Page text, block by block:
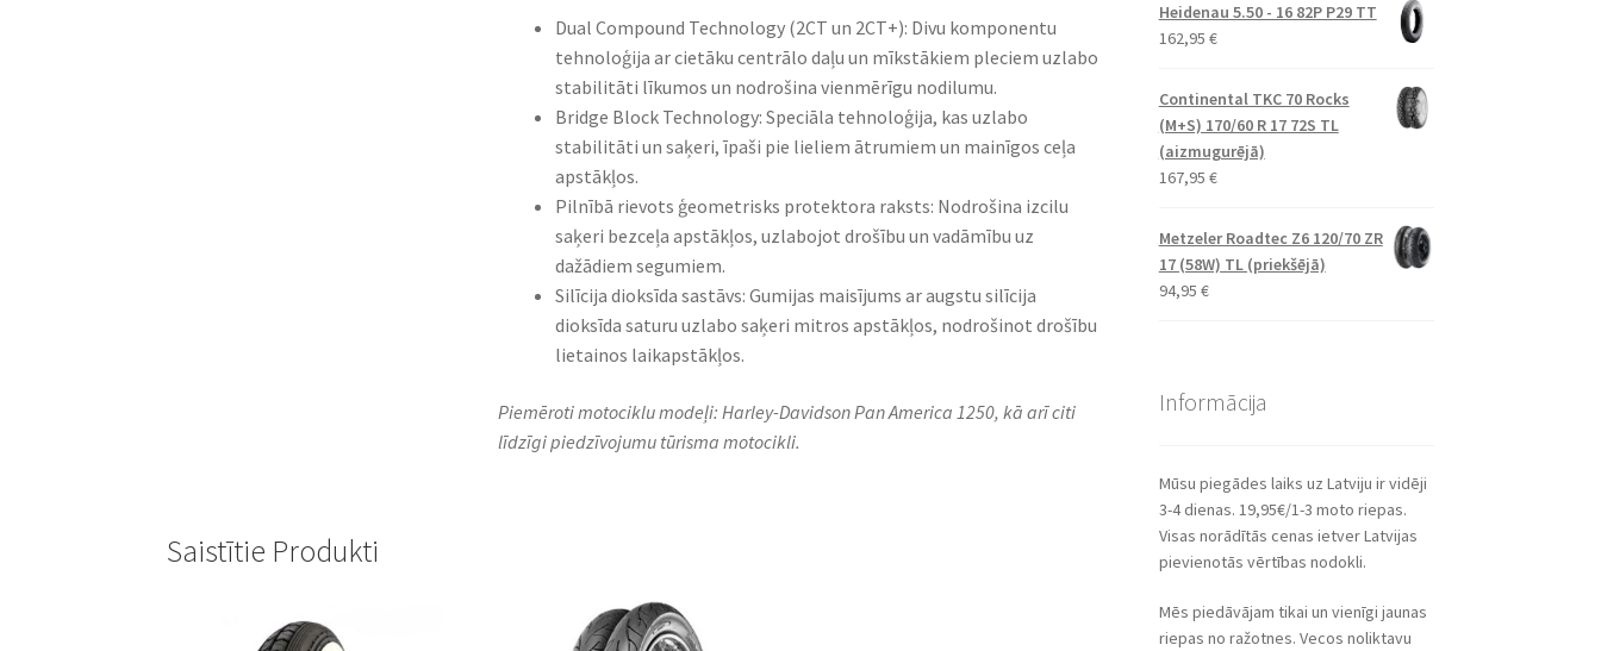
Dual Compound Technology (2CT un 2CT+): Divu komponentu
tehnoloģija ar cietāku centrālo daļu un mīkstākiem pleciem uzlabo
stabilitāti līkumos un nodrošina vienmērīgu nodilumu.
Bridge Block Technology: Speciāla tehnoloģija, kas uzlabo
stabilitāti un saķeri, īpaši pie lieliem ātrumiem un mainīgos ceļa
apstākļos.
Pilnībā rievots ģeometrisks protektora raksts: Nodrošina izcilu
saķeri bezceļa apstākļos, uzlabojot drošību un vadāmību uz
dažādiem segumiem.
Silīcija dioksīda sastāvs: Gumijas maisījums ar augstu silīcija
dioksīda saturu uzlabo saķeri mitros apstākļos, nodrošinot drošību
lietainos laikapstākļos.
Piemēroti motociklu modeļi: Harley-Davidson Pan America 1250, kā arī citi
līdzīgi piedzīvojumu tūrisma motocikli.
Saistītie Produkti
Heidenau 5.50 - 16 82P P29 TT
162,95 €
Continental TKC 70 Rocks
(M+S) 170/60 R 17 72S TL
(aizmugurējā)
167,95 €
Metzeler Roadtec Z6 120/70 ZR
17 (58W) TL (priekšējā)
94,95 €
Informācija
Mūsu piegādes laiks uz Latviju ir vidēji
3-4 dienas. 19,95€/1-3 moto riepas.
Visas norādītās cenas ietver Latvijas
pievienotās vērtības nodokli.
Mēs piedāvājam tikai un vienīgi jaunas
riepas no ražotnes. Vecos noliktavu